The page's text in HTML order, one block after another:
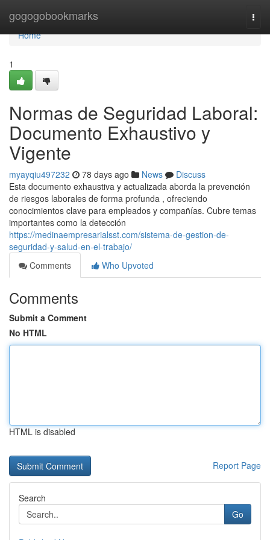
gogogobookmarks
Home
Home
1
Normas de Seguridad Laboral:
Documento Exhaustivo y
Vigente
myayqiu497232 78 days ago News
Discuss
Esta documento exhaustiva y actualizada aborda la prevención
de riesgos laborales de forma profunda , ofreciendo
conocimientos clave para empleados y compañías. Cubre temas
importantes como la detección
https://medinaempresarialsst.com/sistema-de-gestion-de-
seguridad-y-salud-en-el-trabajo/
Comments
Who Upvoted
Comments
Submit a Comment
No HTML
HTML is disabled
Report Page
Search
Go